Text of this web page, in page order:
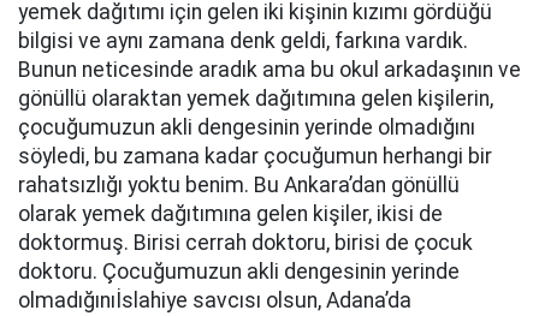
yemek dağıtımı için gelen iki kişinin kızımı gördüğü
bilgisi ve aynı zamana denk geldi, farkına vardık.
Bunun neticesinde aradık ama bu okul arkadaşının ve
gönüllü olaraktan yemek dağıtımına gelen kişilerin,
çocuğumuzun akli dengesinin yerinde olmadığını
söyledi, bu zamana kadar çocuğumun herhangi bir
rahatsızlığı yoktu benim. Bu Ankara’dan gönüllü
olarak yemek dağıtımına gelen kişiler, ikisi de
doktormuş. Birisi cerrah doktoru, birisi de çocuk
doktoru. Çocuğumuzun akli dengesinin yerinde
olmadığınıİslahiye savcısı olsun, Adana’da